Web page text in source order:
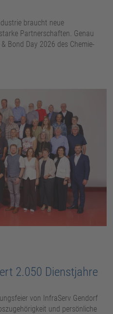
braucht neue
Partnerschaften. Genau
Bond Day 2026 des Chemie-
2.050 Dienstjahre
von InfraServ Gendorf
und persönliche